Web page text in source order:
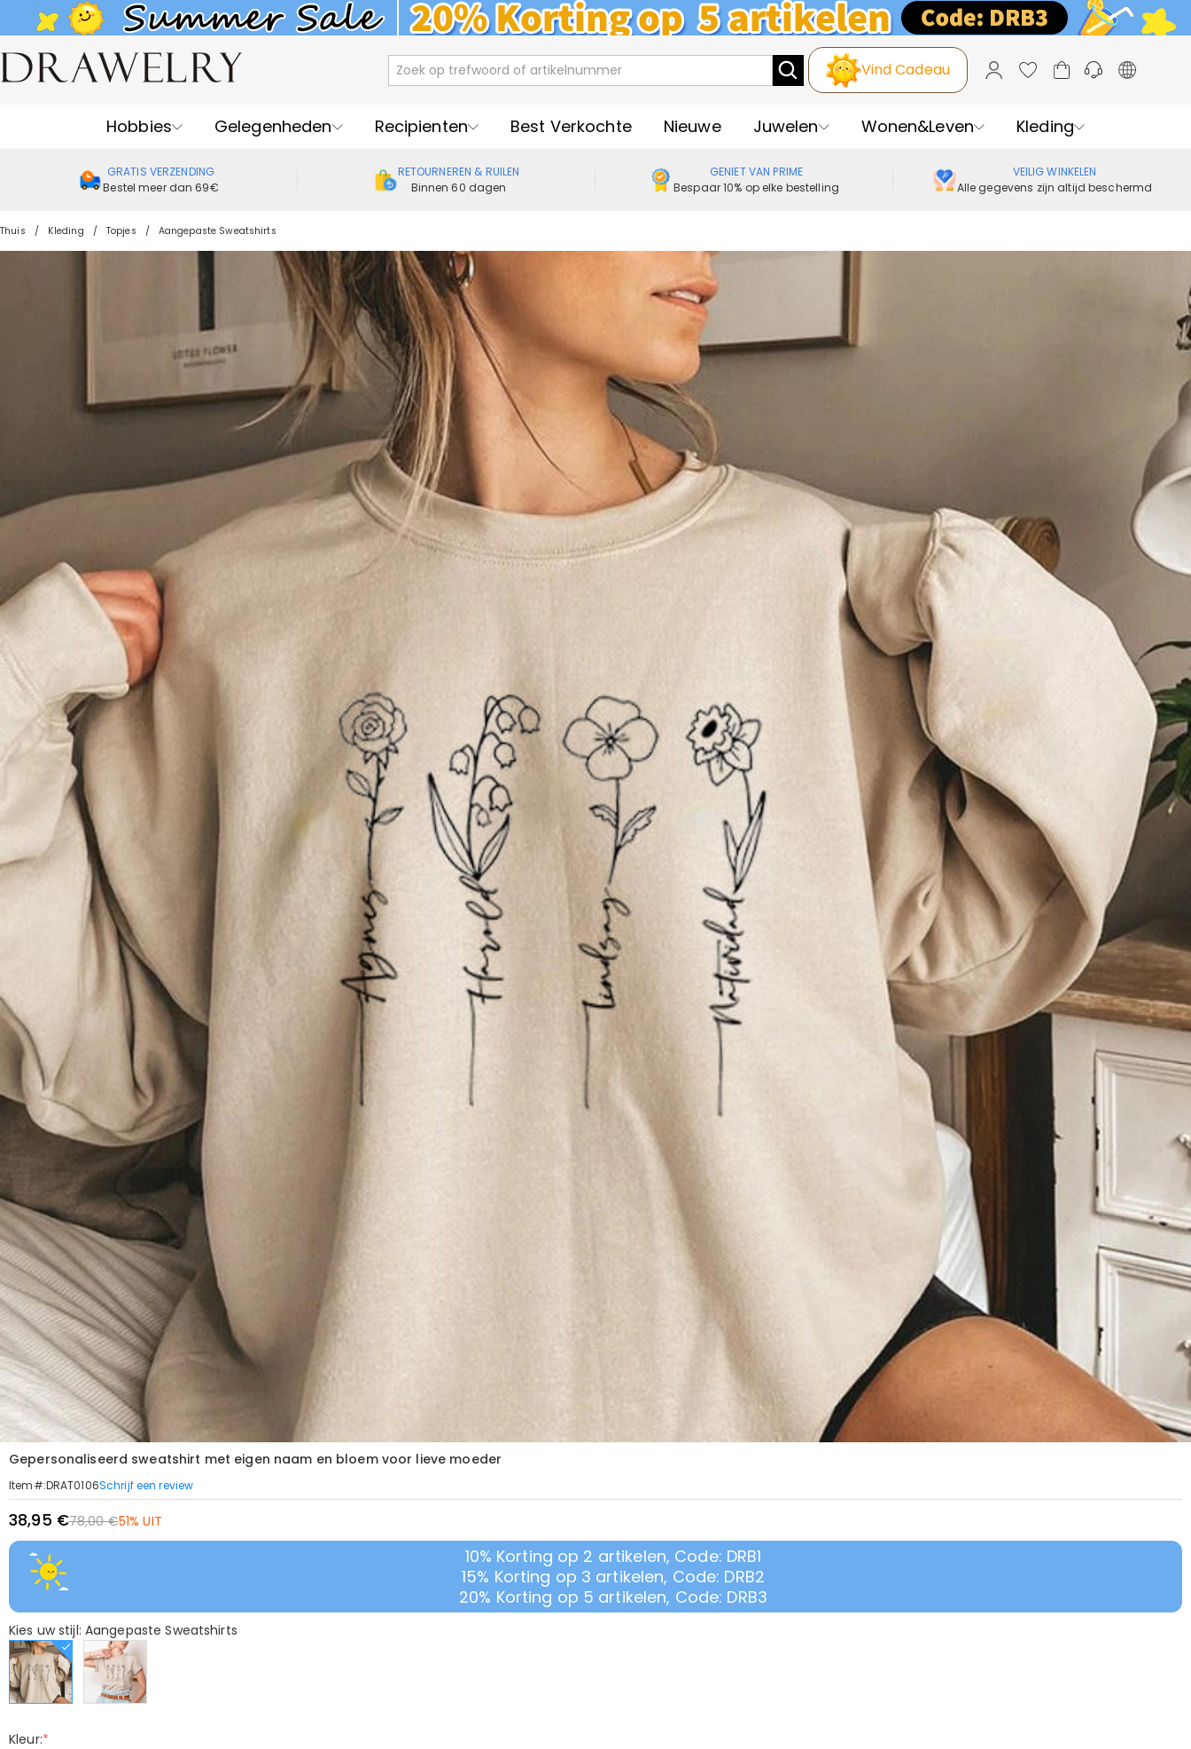
Vind Cadeau
Hobbies Gelegenheden Recipienten Best Verkochte Nieuwe Juwelen Wonen&Leven Kleding
GRATIS VERZENDING
Bestel meer dan 69€
RETOURNEREN & RUILEN
Binnen 60 dagen
GENIET VAN PRIME
Bespaar 10% op elke bestelling
VEILIG WINKELEN
Alle gegevens zijn altijd beschermd
Thuis Kleding Topjes Aangepaste Sweatshirts
Gepersonaliseerd sweatshirt met eigen naam en bloem voor lieve moeder
Item#:DRAT0106Schrijf een review
38,95 €78,00 €51% UIT
10% Korting op 2 artikelen, Code: DRB1
15% Korting op 3 artikelen, Code: DRB2
20% Korting op 5 artikelen, Code: DRB3
Kies uw stijl: Aangepaste Sweatshirts
Kleur:*